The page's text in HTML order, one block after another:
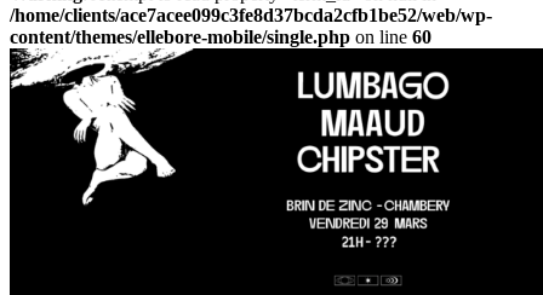
/home/clients/ace7acee099c3fe8d37bcda2cfb1be52/web/wp-
content/themes/ellebore-mobile/single.php on line 60